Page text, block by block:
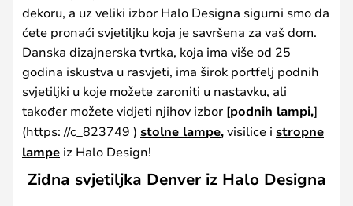
dekoru, a uz veliki izbor Halo Designa sigurni smo da
ćete pronaći svjetiljku koja je savršena za vaš dom.
Danska dizajnerska tvrtka, koja ima više od 25
godina iskustva u rasvjeti, ima širok portfelj podnih
svjetiljki u koje možete zaroniti u nastavku, ali
također možete vidjeti njihov izbor [podnih lampi,]
(https: //c_823749 ) stolne lampe,visilice i stropne
lampe iz Halo Design!
Zidna svjetiljka Denver iz Halo Designa